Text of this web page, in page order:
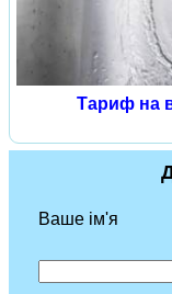
Тариф на
Ваше ім'я